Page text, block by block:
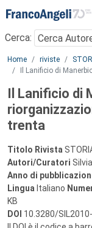
Menu
Cerca:
Main content
Home riviste
Il Lanificio di
Il Lanificio di
trenta
Titolo Rivista
Autori/Curatori
Anno di
Lingua Italiano
KB
DOI 10.3280/